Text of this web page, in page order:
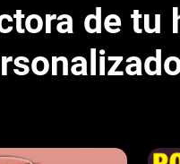
de tu